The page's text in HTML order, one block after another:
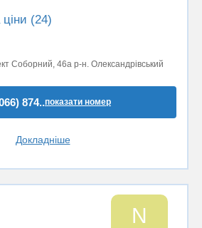
(24)
Соборний, 46а р-н. Олександрівський
874..показати номер
Докладніше
N